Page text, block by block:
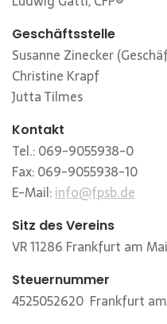
Geschäftsstelle
Susanne Zinecker
Christine Krapf
Jutta Tilmes
Kontakt
Tel.: 069-9055938-0
Fax: 069-9055938-10
E-Mail:info@fpsb.de
Sitz des Vereins
VR 11286 Frankfurt am
Steuernummer
4525052620 Frankfurt